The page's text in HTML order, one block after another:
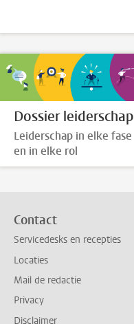
Dossier leiderschap
Leiderschap in elke fase
en in elke rol
Contact
Servicedesks en recepties
Locaties
Mail de redactie
Privacy
Disclaimer